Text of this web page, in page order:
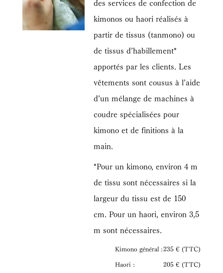
kimonos ou haori réalisés à
partir de tissus (tanmono) ou
de tissus d’habillement*
apportés par les clients. Les
vêtements sont cousus à l’aide
d’un mélange de machines à
coudre spécialisées pour
kimono et de finitions à la
main.
*Pour un kimono, environ 4 m
de tissu sont nécessaires si la
largeur du tissu est de 150
cm. Pour un haori, environ 3,5
m sont nécessaires.
Kimono général :235 € (TTC)
Haori :
205 € (TTC)